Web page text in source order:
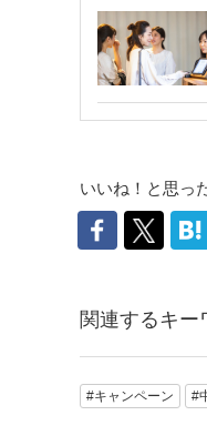
いいね！と思っ
関連するキー
#キャンペーン #